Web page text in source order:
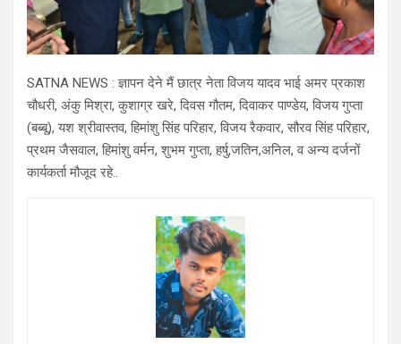
SATNA NEWS : ज्ञापन देने मैं छात्र नेता विजय यादव भाई अमर प्रकाश
चौधरी, अंकु मिश्रा, कुशाग्र खरे, दिवस गौतम, दिवाकर पाण्डेय, विजय गुप्ता
(बब्बू), यश श्रीवास्तव, हिमांशु सिंह परिहार, विजय रैकवार, सौरव सिंह परिहार,
प्रथम जैसवाल, हिमांशु वर्मन, शुभम गुप्ता, हर्षु,जतिन,अनिल, व अन्य दर्जनों
कार्यकर्ता मौजूद रहे..